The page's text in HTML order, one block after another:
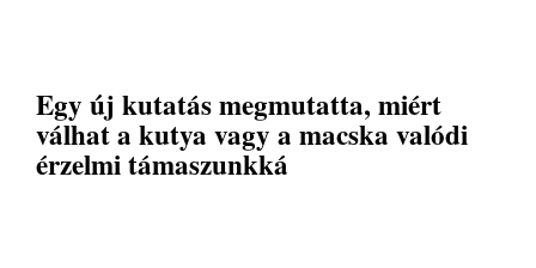
Egy új kutatás megmutatta, miért
válhat a kutya vagy a macska valódi
érzelmi támaszunkká